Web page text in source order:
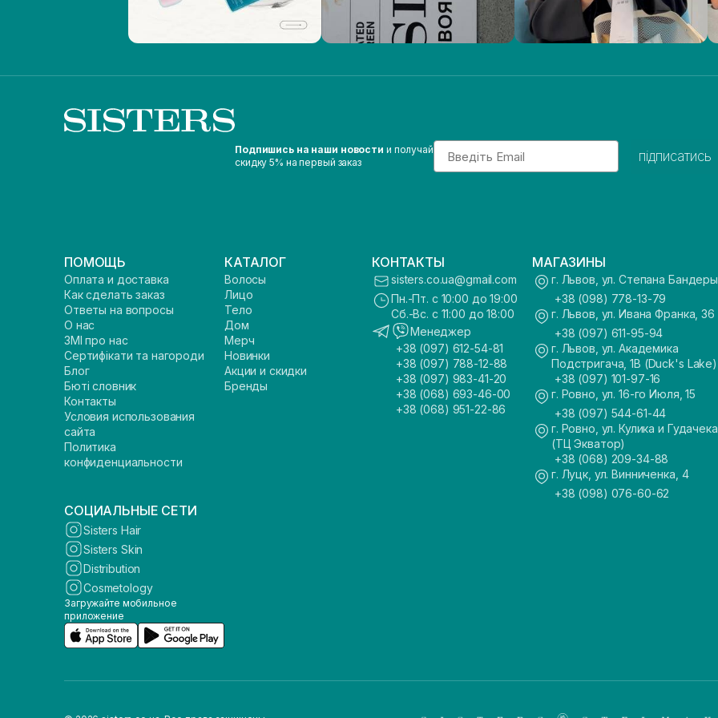
Подпишись на наши новости и получай
скидку 5% на первый заказ
Email
підписатись
ПОМОЩЬ
Оплата и доставка
Как сделать заказ
Ответы на вопросы
О нас
ЗМІ про нас
Сертифікати та нагороди
Блог
Бюті словник
Контакты
Условия использования
сайта
Политика
конфиденциальности
КАТАЛОГ
Волосы
Лицо
Тело
Дом
Мерч
Новинки
Акции и скидки
Бренды
КОНТАКТЫ
sisters.co.ua@gmail.com
Пн.-Пт. с 10:00 до 19:00
Сб.-Вс. с 11:00 до 18:00
Менеджер
+38 (097) 612-54-81
+38 (097) 788-12-88
+38 (097) 983-41-20
+38 (068) 693-46-00
+38 (068) 951-22-86
МАГАЗИНЫ
г. Львов, ул. Степана
+38 (098) 778-13-79
г. Львов, ул. Ивана Франка, 36
+38 (097) 611-95-94
г. Львов, ул. Академика
Подстригача, 1В (Duck's Lake)
+38 (097) 101-97-16
г. Ровно, ул. 16-го Июля, 15
+38 (097) 544-61-44
г. Ровно, ул. Кулика и
(ТЦ Экватор)
+38 (068) 209-34-88
г. Луцк, ул. Винниченка, 4
+38 (098) 076-60-62
СОЦИАЛЬНЫЕ СЕТИ
Sisters Hair
Sisters Skin
Distribution
Cosmetology
Загружайте мобильное
приложение